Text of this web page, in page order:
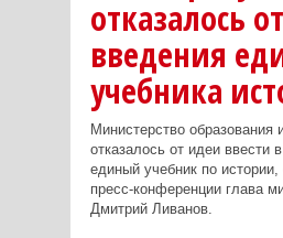
отказалось
введения
учебника
Министерство образования
отказалось от идеи ввести
единый учебник по
пресс-конференции глава
Дмитрий Ливанов.